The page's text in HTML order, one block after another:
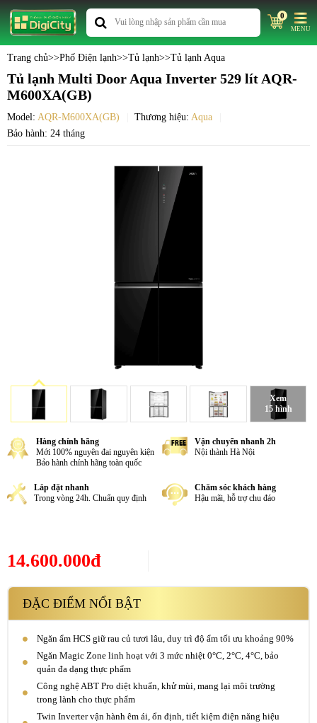
0
MENU
Trang chủ>>Phố Điện lạnh>>Tủ lạnh>>Tủ lạnh Aqua
Tủ lạnh Multi Door Aqua Inverter 529 lít AQR-
M600XA(GB)
Model: AQR-M600XA(GB) Thương hiệu: Aqua
Bảo hành: 24 tháng
Xem
15 hình
Hàng chính hãng
Mới 100% nguyên đai nguyên kiện
Bảo hành chính hãng toàn quốc
Vận chuyển nhanh 2h
Nội thành Hà Nội
Lắp đặt nhanh
Trong vòng 24h. Chuẩn quy định
Chăm sóc khách hàng
Hậu mãi, hỗ trợ chu đáo
14.600.000đ
ĐẶC ĐIỂM NỔI BẬT
Ngăn ẩm HCS giữ rau củ tươi lâu, duy trì độ ẩm tối ưu khoảng 90%
Ngăn Magic Zone linh hoạt với 3 mức nhiệt 0°C, 2°C, 4°C, bảo
quản đa dạng thực phẩm
Công nghệ ABT Pro diệt khuẩn, khử mùi, mang lại môi trường
trong lành cho thực phẩm
Twin Inverter vận hành êm ái, ổn định, tiết kiệm điện năng hiệu